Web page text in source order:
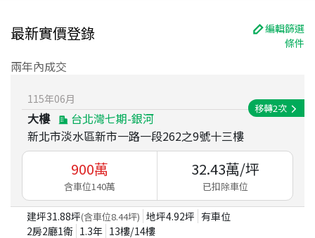
最新實價登錄
編輯篩選
條件
兩年內成交
115年06月
大樓
台北灣七期-銀河
新北市淡水區新市一路一段262之9號十三樓
移轉2次
900萬
含車位140萬
32.43萬/坪
已扣除車位
建坪31.88坪(含車位8.44坪) 地坪4.92坪 有車位
2房2廳1衛 1.3年 13樓/14樓